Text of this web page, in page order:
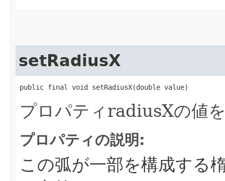
setRadiusX
public final void setRadiusX​(double value)
プロパティradiusXの値
プロパティの説明:
この弧が一部を構成する